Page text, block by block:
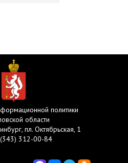
политики
области
пл. Октябрьская, 1
312-00-84